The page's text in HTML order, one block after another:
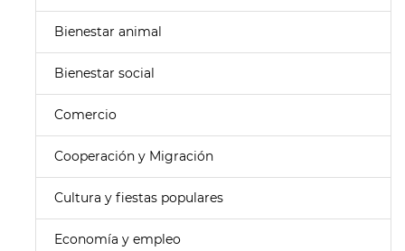
Bienestar animal
Bienestar social
Comercio
Cooperación y Migración
Cultura y fiestas populares
Economía y empleo